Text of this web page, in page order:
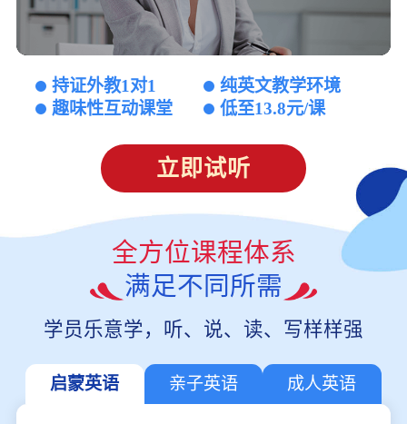
持证外教1对1
纯英文教学环境
趣味性互动课堂
低至13.8元/课
立即试听
全方位课程体系
满足不同所需
学员乐意学，听、说、读、写样样强
启蒙英语 亲子英语 成人英语